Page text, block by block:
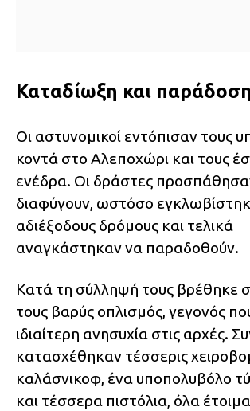
Καταδίωξη και παράδοση
Οι αστυνομικοί εντόπισαν τους
κοντά στο Αλεποχώρι και τους
ενέδρα. Οι δράστες
διαφύγουν, ωστόσο
αδιέξοδους δρόμους και τελικά
αναγκάστηκαν να παραδοθούν.
Κατά τη σύλληψή τους βρέθηκε
τους βαρύς οπλισμός, γεγονός
ιδιαίτερη ανησυχία στις αρχές.
κατασχέθηκαν τέσσερις
καλάσνικοφ, ένα υποπολυβόλο
και τέσσερα πιστόλια, όλα